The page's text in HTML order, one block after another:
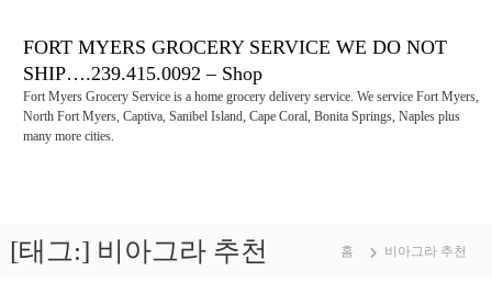
FORT MYERS GROCERY SERVICE WE DO NOT
SHIP….239.415.0092 – Shop
Fort Myers Grocery Service is a home grocery delivery service. We service Fort Myers,
North Fort Myers, Captiva, Sanibel Island, Cape Coral, Bonita Springs, Naples plus
many more cities.
[태그:] 비아그라 추천 홈 비아그라 추천